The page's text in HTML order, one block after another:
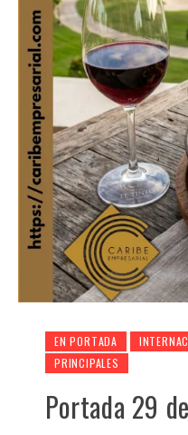
EN PORTADA
PRINCIPALES
Portada 29